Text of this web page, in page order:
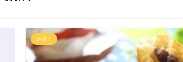
お菓子